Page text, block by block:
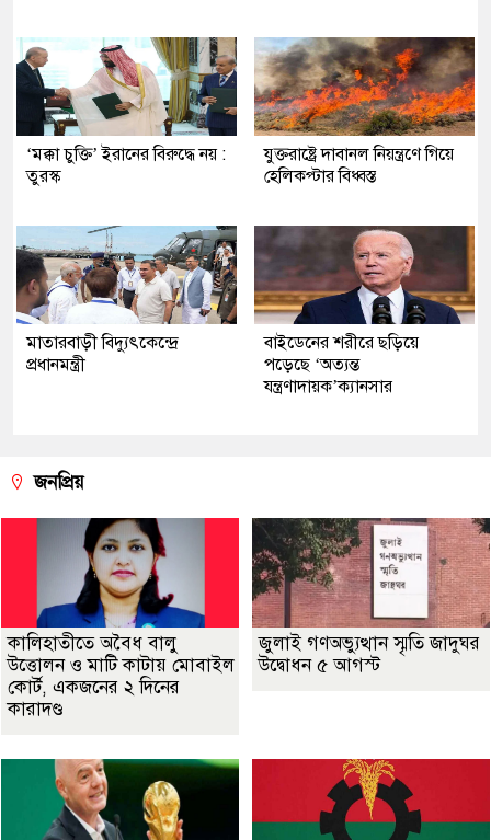
‘মক্কা চুক্তি’ ইরানের বিরুদ্ধে নয় :
তুরস্ক
যুক্তরাষ্ট্রে দাবানল নিয়ন্ত্রণে গিয়ে
হেলিকপ্টার বিধ্বস্ত
মাতারবাড়ী বিদ্যুৎকেন্দ্রে
প্রধানমন্ত্রী
বাইডেনের শরীরে ছড়িয়ে
পড়েছে ‘অত্যন্ত
যন্ত্রণাদায়ক’ক্যানসার
জনপ্রিয়
কালিহাতীতে অবৈধ বালু
উত্তোলন ও মাটি কাটায় মোবাইল
কোর্ট, একজনের ২ দিনের
কারাদণ্ড
জুলাই গণঅভ্যুত্থান স্মৃতি জাদুঘর
উদ্বোধন ৫ আগস্ট